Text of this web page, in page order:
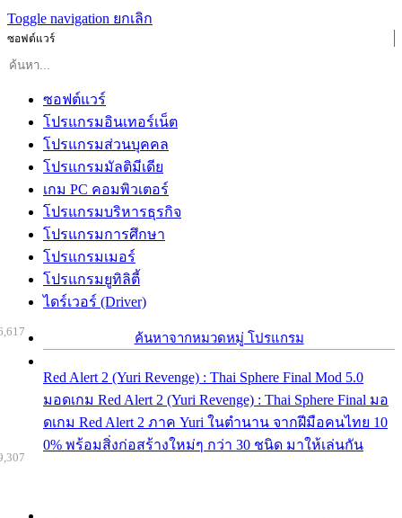
Toggle navigation ยกเลิก
ซอฟต์แวร์
ซอฟต์แวร์
โปรแกรมอินเทอร์เน็ต
โปรแกรมส่วนบุคคล
โปรแกรมมัลติมีเดีย
เกม PC คอมพิวเตอร์
โปรแกรมบริหารธุรกิจ
โปรแกรมการศึกษา
โปรแกรมเมอร์
โปรแกรมยูทิลิตี้
ไดร์เวอร์ (Driver)
ค้นหาจากหมวดหมู่ โปรแกรม
Red Alert 2 (Yuri Revenge) : Thai Sphere Final Mod 5.0
มอดเกม Red Alert 2 (Yuri Revenge) : Thai Sphere Final มอ
ดเกม Red Alert 2 ภาค Yuri ในตำนาน จากฝีมือคนไทย 10
0% พร้อมสิ่งก่อสร้างใหม่ๆ กว่า 30 ชนิด มาให้เล่นกัน